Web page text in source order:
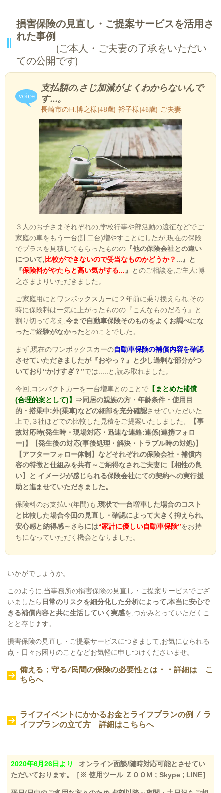
損害保険の見直し・ご提案サービスを活用さ
れた事例
(ご本人・ご夫妻の了承をいただい
ての公開です)
支払額の,さじ加減がよくわからないんで
す...。
長崎市のH.博之様(48歳) 裕子様(46歳) ご夫妻
３人のお子さまそれぞれの,学校行事や部活動の遠征などでご
家庭の車をもう一台(計二台)増やすことにしたが,現在の保険
でプラスを見積してもらったものの 『他の保険会社との違い
について, 比較ができないので妥当なものかどうか？ ...』と
『保険料がやたらと高い気がする...』
とのご相談を,ご主人:博
之さまよりいただきました。
ご家庭用にとワンボックスカーに２年前に乗り換えられ,その
時に保険料は一気に上がったものの『こんなものだろう』と
割り切って考え,今まで自動車保険そのものをよくお調べにな
ったご経験がなかったとのことでした。
まず,現在のワンボックスカーの自動車保険の補償内容を確認
させていただきましたが『おやっ？』と少し過剰な部分がつ
いており“かけすぎ？”では.....と,読み取れました。
今回,コンパクトカーを一台増車とのことで 【まとめた補償
(合理的案として)】
⇒同居の親族の方・年齢条件・使用目
的・搭乗中:外(乗車)などの細部を充分確認させていただいた
上で,３社ほどでの比較した見積をご提案いたしました。
【事
故対応時(発生時・現場対応・迅速な連絡:連係(連携フォロ
ー)】【発生後の対応(事後処理・解決・トラブル時の対処)】
【アフターフォロー体制】などそれぞれの保険会社・補償内
容の特徴と仕組みを共有～ご納得なされご夫妻に【相性の良
い】と,イメージが感じられる保険会社にての契約への実行援
助と進ませていただきました。
保険料のお支払い(年間)も,現状で一台増車した場合のコスト
と比較した場合今回の見直し・確認によって大きく抑えられ,
安心感と納得感～さらには“家計に優しい自動車保険”をお持
ちになっていただく機会となりました。
いかがでしょうか。
このように,当事務所の損害保険の見直し・ご提案サービスでござ
いましたら 日常のリスクを細分化した分析によって,本当に安心で
きる補償内容と共に生活していく実感を,つかみとっていただくこ
とと存じます。
損害保険の見直し・ご提案サービスにつきまして,お気になられる
点・日々お困りのことなどお気軽に申しつけくださいませ。
備える ; 守る/民間の保険の必要性とは・・詳細は こ
ちらへ
ライフイベントにかかるお金とライフプランの例 / ラ
イフプランの立て方 詳細はこちらへ
2020年6月26日より
オンライン面談/随時対応可能とさせてい
ただいております。
［※ 使用ツール ＺＯＯＭ ; Skype ; LINE］